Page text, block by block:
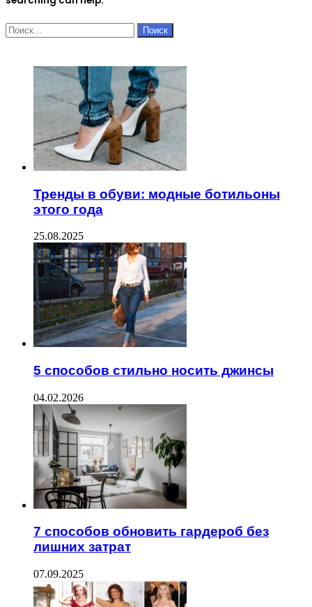
Найти:
Тренды в обуви: модные ботильоны
этого года
25.08.2025
5 способов стильно носить джинсы
04.02.2026
7 способов обновить гардероб без
лишних затрат
07.09.2025